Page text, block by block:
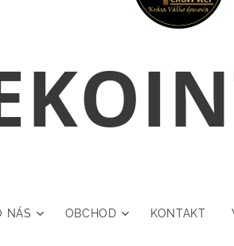
NÁS OBCHOD KONTAKT